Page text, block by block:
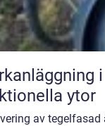
ytor
av